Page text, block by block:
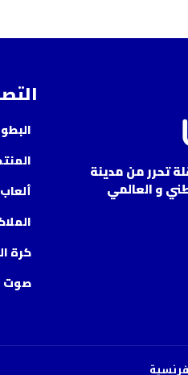
تحرر من مدينة
و العالمي
كرة
صوت